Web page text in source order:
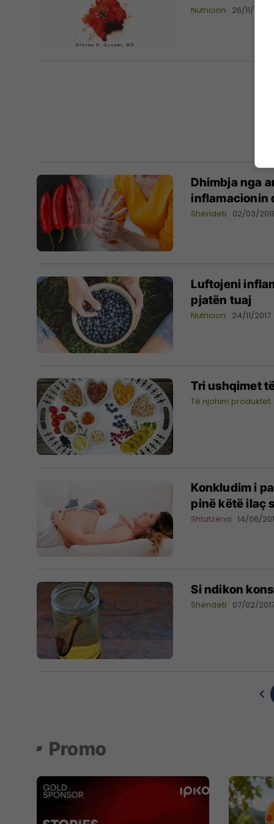
Nutricion 26/11/2018
Dhimbja nga
inflamacionin
Shëndeti 02/03/
Luftojeni
pjatën tuaj
Nutricion 24/11/2017
Tri ushqimet
Të njohim produktet
Konkludim i
pinë këtë ilaç
Shtatzëna 14/06/
Si ndikon
Shëndeti 07/02/
Promo